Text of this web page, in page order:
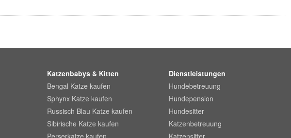
Katzenbabys & Kitten
Bengal Katze kaufen
Sphynx Katze kaufen
Russisch Blau Katze kaufen
Sibirische Katze kaufen
Dienstleistungen
Hundebetreuung
Hundepension
Hundesitter
Katzenbetreuung